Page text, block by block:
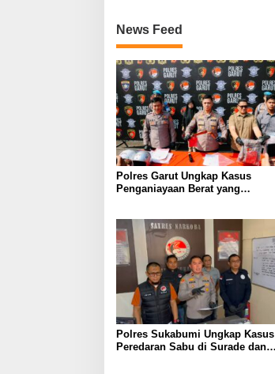
News Feed
Polres Garut Ungkap Kasus
Penganiayaan Berat yang
Polres Sukabumi Ungkap Kasus
Peredaran Sabu di Surade dan